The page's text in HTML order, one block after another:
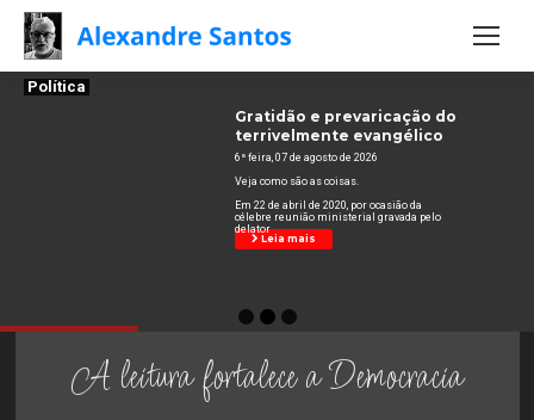
Gratidão e prevaricação do
terrivelmente evangélico
6ª feira, 07 de agosto de 2026
Veja como são as coisas.
Em 22 de abril de 2020, por ocasião da
célebre reunião ministerial gravada pelo
delator
Política
Leia mais
A leitura fortalece a Democracia